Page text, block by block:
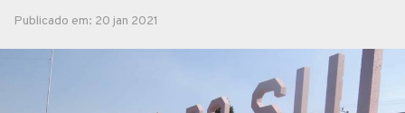
Publicado em: 20 jan 2021